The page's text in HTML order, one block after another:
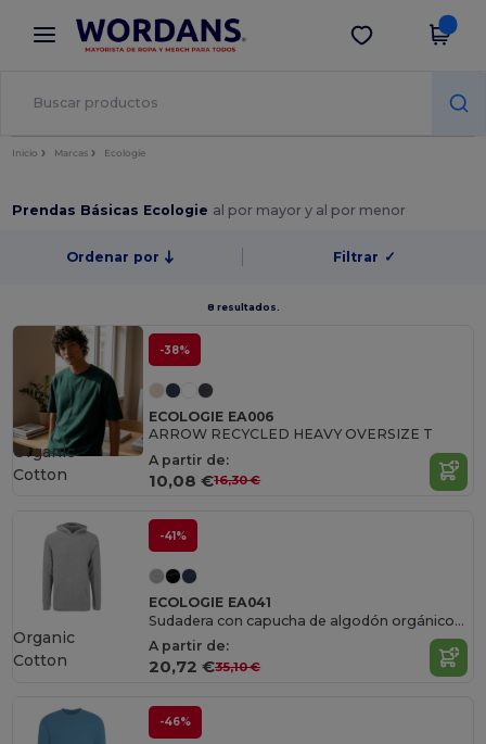
× App de Wordans
¡Mejores precios en app!
Descargar app
Inicio Marcas Ecologie
Prendas Básicas Ecologie al por mayor y al por menor
Ordenar por Filtrar ✓
8 resultados.
-38%
ECOLOGIE EA006
ARROW RECYCLED HEAVY OVERSIZE T
A partir de:
10,08 €16,30 €
Organic
Cotton
-41%
ECOLOGIE EA041
Sudadera con capucha de algodón orgánico. EA041
A partir de:
20,72 €35,10 €
Organic
Cotton
-46%